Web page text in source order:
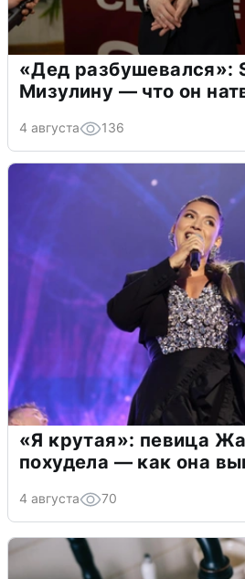
«Дед разбушевался»:
Мизулину — что он
4 августа 136
«Я крутая»: певица
похудела — как она
4 августа 70